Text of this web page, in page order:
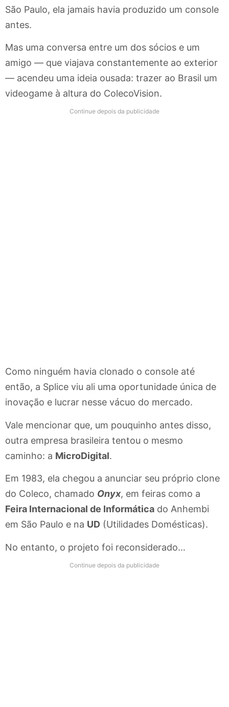
São Paulo, ela jamais havia produzido um console
antes.
Mas uma conversa entre um dos sócios e um
amigo — que viajava constantemente ao exterior
— acendeu uma ideia ousada: trazer ao Brasil um
videogame à altura do ColecoVision.
Continue depois da publicidade
Como ninguém havia clonado o console até
então, a Splice viu ali uma oportunidade única de
inovação e lucrar nesse vácuo do mercado.
Vale mencionar que, um pouquinho antes disso,
outra empresa brasileira tentou o mesmo
caminho: a MicroDigital.
Em 1983, ela chegou a anunciar seu próprio clone
do Coleco, chamado Onyx, em feiras como a
Feira Internacional de Informática do Anhembi
em São Paulo e na UD (Utilidades Domésticas).
No entanto, o projeto foi reconsiderado…
Continue depois da publicidade